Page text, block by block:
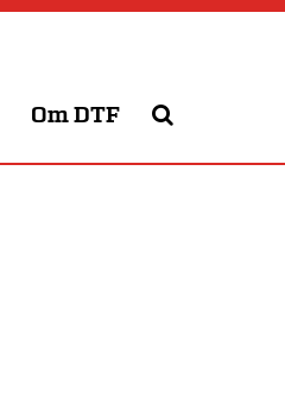
Om DTF